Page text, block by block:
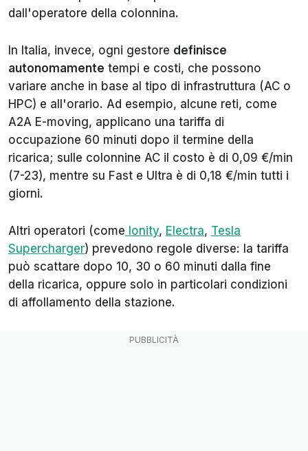
dall'operatore della colonnina.
In Italia, invece, ogni gestore definisce
autonomamente tempi e costi, che possono
variare anche in base al tipo di infrastruttura (AC o
HPC) e all'orario. Ad esempio, alcune reti, come
A2A E-moving, applicano una tariffa di
occupazione 60 minuti dopo il termine della
ricarica; sulle colonnine AC il costo è di 0,09 €/min
(7-23), mentre su Fast e Ultra è di 0,18 €/min tutti i
giorni.
Altri operatori (come Ionity, Electra, Tesla
Supercharger) prevedono regole diverse: la tariffa
può scattare dopo 10, 30 o 60 minuti dalla fine
della ricarica, oppure solo in particolari condizioni
di affollamento della stazione.